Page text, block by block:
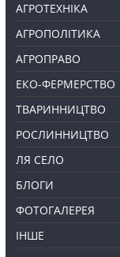
АГРОТЕХНІКА
АГРОПОЛІТИКА
АГРОПРАВО
ЕКО-ФЕРМЕРСТВО
ТВАРИННИЦТВО
РОСЛИННИЦТВО
ЛЯ СЕЛО
БЛОГИ
ФОТОГАЛЕРЕЯ
ІНШЕ